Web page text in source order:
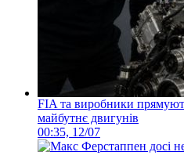
FIA та виробники
майбутнє двигунів
00:35, 12/07